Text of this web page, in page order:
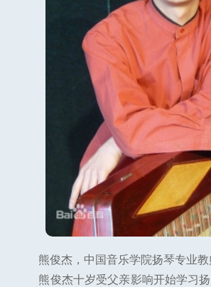
熊俊杰，中国音乐学院扬琴专业教
熊俊杰十岁受父亲影响开始学习